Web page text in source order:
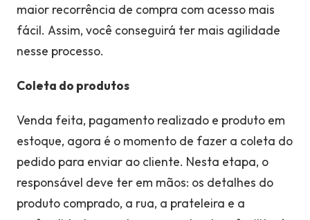
maior recorrência de compra com acesso mais
fácil. Assim, você conseguirá ter mais agilidade
nesse processo.
Coleta do produtos
Venda feita, pagamento realizado e produto em
estoque, agora é o momento de fazer a coleta do
pedido para enviar ao cliente. Nesta etapa, o
responsável deve ter em mãos: os detalhes do
produto comprado, a rua, a prateleira e a